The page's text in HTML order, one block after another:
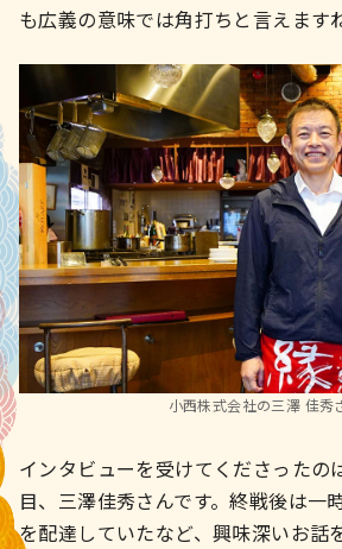
も広義の意味では角打ちと言えます
小西株式会社の三澤 佳秀
インタビューを受けてくださったの
目、三澤佳秀さんです。終戦後は一
を配達していたなど、興味深いお話